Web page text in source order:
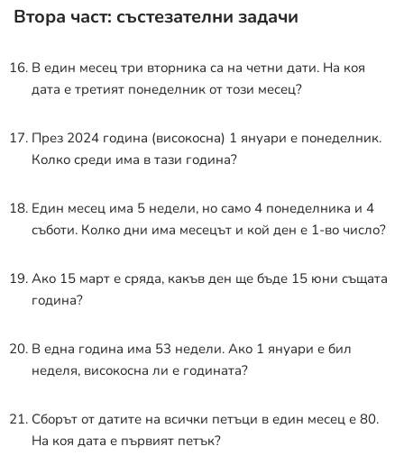
Втора част: състезателни задачи
В един месец три вторника са на четни дати. На коя
дата е третият понеделник от този месец?
През 2024 година (високосна) 1 януари е понеделник.
Колко среди има в тази година?
Един месец има 5 недели, но само 4 понеделника и 4
съботи. Колко дни има месецът и кой ден е 1-во число?
Ако 15 март е сряда, какъв ден ще бъде 15 юни същата
година?
В една година има 53 недели. Ако 1 януари е бил
неделя, високосна ли е годината?
Сборът от датите на всички петъци в един месец е 80.
На коя дата е първият петък?